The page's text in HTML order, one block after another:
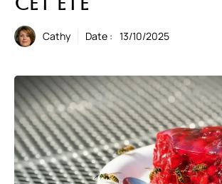
Cathy Date : 13/10/2025